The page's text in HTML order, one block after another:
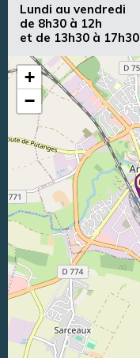
Lundi au vendredi
de 8h30 à 12h
et de 13h30 à 17h30
+
−